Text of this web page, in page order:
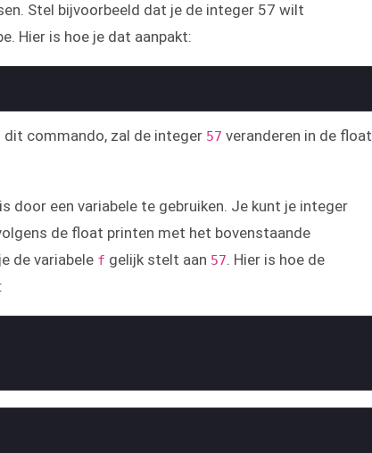
Stel bijvoorbeeld dat je de integer 57 wilt
Hier is hoe je dat aanpakt:
commando, zal de integer 57 veranderen in de float
door een variabele te gebruiken. Je kunt je integer
de float printen met het bovenstaande
de variabele f gelijk stelt aan 57 . Hier is hoe de